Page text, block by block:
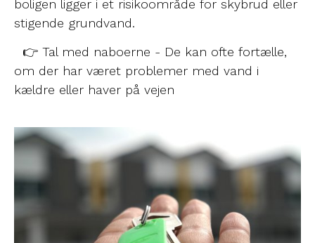
boligen ligger i et risikoområde for skybrud eller
stigende grundvand.
👉 Tal med naboerne - De kan ofte fortælle,
om der har været problemer med vand i
kældre eller haver på vejen